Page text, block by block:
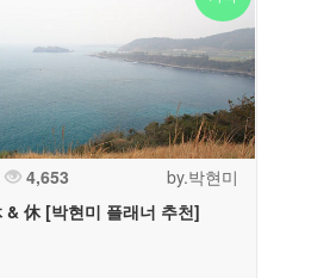
4,653
by.박현미
& 休 [박현미 플래너 추천]